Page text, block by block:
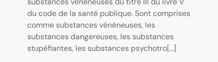
du code de la santé publique. Sont comprises
comme substances vénéneuses, les
substances dangereuses, les substances
stupéfiantes, les substances psychotro[...]